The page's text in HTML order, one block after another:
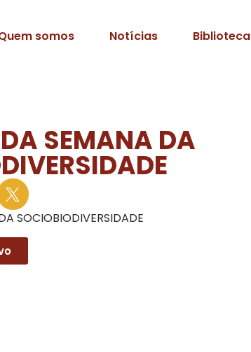
somos Notícias Biblioteca
SEMANA DA
SOCIOBIODIVERSIDADE